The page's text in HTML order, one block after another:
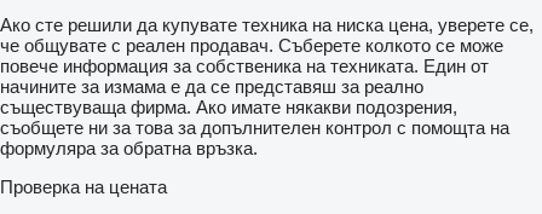
Ако сте решили да купувате техника на ниска цена, уверете се,
че общувате с реален продавач. Съберете колкото се може
повече информация за собственика на техниката. Един от
начините за измама е да се представяш за реално
съществуваща фирма. Ако имате някакви подозрения,
съобщете ни за това за допълнителен контрол с помощта на
формуляра за обратна връзка.
Проверка на цената